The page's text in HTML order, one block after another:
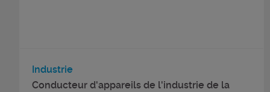
Industrie
Conducteur d'appareils de l'industrie de la